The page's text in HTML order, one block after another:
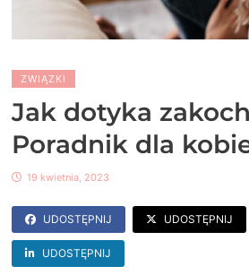
ZWIĄZKI
Jak dotyka
Poradnik dla
19 kwietnia, 2023
UDOSTĘPNIJ UDOSTĘPNIJ
UDOSTĘPNIJ